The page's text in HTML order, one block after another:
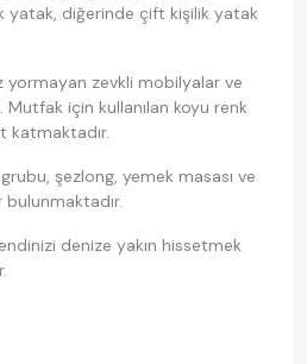
yatak, diğerinde çift kişilik yatak
yormayan zevkli mobilyalar ve
için kullanılan koyu renk
katmaktadır.
şezlong, yemek masası ve
denize yakın hissetmek